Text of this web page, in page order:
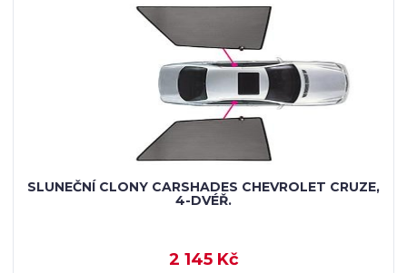
SLUNEČNÍ CLONY CARSHADES CHEVROLET CRUZE,
4-DVÉŘ.
2 145 Kč